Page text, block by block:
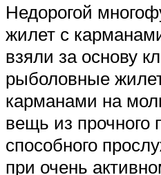
Недорогой
жилет с
взяли за основу
рыболовные
карманами на
вещь из прочного
способного
при очень